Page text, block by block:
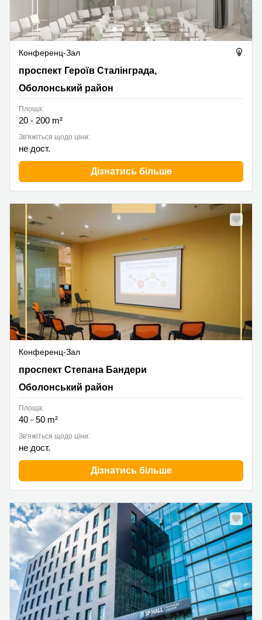
Конференц-Зал
проспект Героїв Сталінграда, 2д, Оболонський район
проспект Героїв Сталінграда,
Оболонський район
Площа:
20 - 200 m²
Зв'яжіться щодо ціни:
не дост.
Дізнатись більше
Конференц-Зал
проспект Степана Бандери 34В, Оболонський район
проспект Степана Бандери
Оболонський район
Площа:
40 - 50 m²
Зв'яжіться щодо ціни:
не дост.
Дізнатись більше